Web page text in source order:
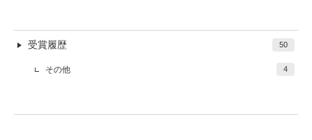
受賞履歴 50
その他 4